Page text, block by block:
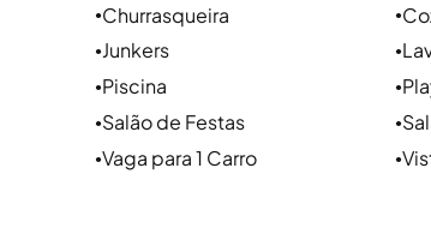
opções de imóveis em Porto
de história, temos a estrutura certa
tranquilidade.
Porque aqui, a gente cuida do seu
●Churrasqueira ●
●Junkers ●
●Piscina ●
●Salão de Festas ●
●Vaga para 1 Carro ●